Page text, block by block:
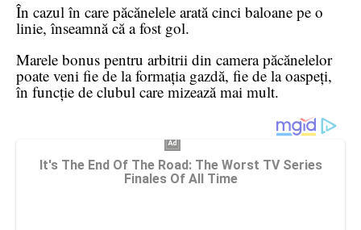
În cazul în care păcănelele arată cinci baloane pe o
linie, înseamnă că a fost gol.
Marele bonus pentru arbitrii din camera păcănelelor
poate veni fie de la formația gazdă, fie de la oaspeți,
în funcție de clubul care mizează mai mult.